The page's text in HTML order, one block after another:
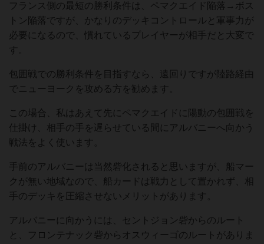
フランス側の最短の勝利条件は、ペマクエイド陥落→ボス
トン陥落ですが、かなりのデッキコントロールと軍事力が
必要になるので、慣れているプレイヤーが相手だと大変で
す。
包囲戦での勝利条件を目指すなら、遠回りですが陸路経由
でニューヨークを攻める方を勧めます。
この場合、私はあえて先にペマクエイドに陽動の包囲戦を
仕掛け、相手の手を遅らせている間にアルバニーへ向かう
戦法をよく使います。
手前のアルバニーは当然砦化されると思いますが、船マー
クが無い地域なので、船カードは戦力として置かれず、相
手のデッキを圧縮させないメリットがあります。
アルバニーに向かうには、セントジョン砦からのルート
と、フロンテナック砦からオスウィーゴのルートがありま